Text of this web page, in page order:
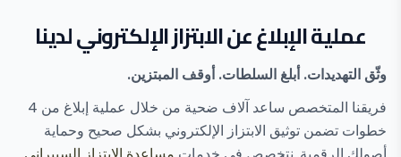
عملية الإبلاغ عن الابتزاز الإلكتروني لدينا
وثّق التهديدات. أبلغ السلطات. أوقف المبتزين.
فريقنا المتخصص ساعد آلاف ضحية من خلال عملية إبلاغ من 4
خطوات تضمن توثيق الابتزاز الإلكتروني بشكل صحيح وحماية